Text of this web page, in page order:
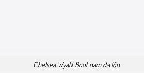
Chelsea Wyatt Boot nam da lộn